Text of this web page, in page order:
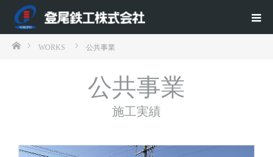
ホームWORKS 公共事業
公共事業
施工実績